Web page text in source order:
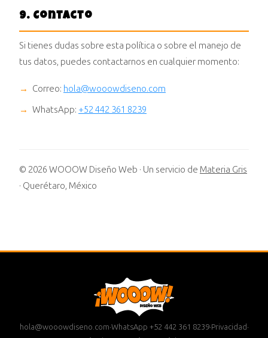
9. Contacto
Si tienes dudas sobre esta política o sobre el manejo de
tus datos, puedes contactarnos en cualquier momento:
Correo: hola@wooowdiseno.com
WhatsApp: +52 442 361 8239
© 2026 WOOOW Diseño Web · Un servicio de Materia Gris
· Querétaro, México
hola@wooowdiseno.com·WhatsApp +52 442 361 8239·Privacidad ·